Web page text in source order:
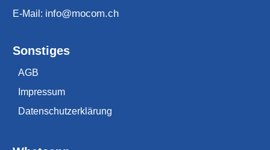
E-Mail: info@mocom.ch
Sonstiges
AGB
Impressum
Datenschutzerklärung